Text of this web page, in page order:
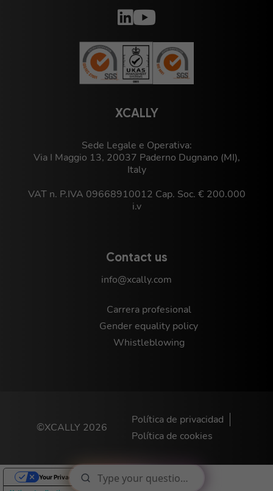
XCALLY
Sede Legale e Operativa:
Via I Maggio 13, 20037 Paderno Dugnano (MI),
Italy
VAT n. P.IVA 09668910012 Cap. Soc. € 200.000
i.v
Contact us
info@xcally.com
Carrera profesional
Gender equality policy
Whistleblowing
©XCALLY 2026
Política de privacidad
Política de cookies
Your Privacy Choices